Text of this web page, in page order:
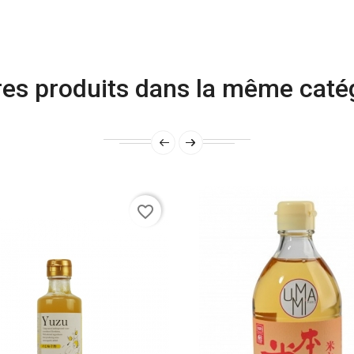
produits dans la même
favorite_border